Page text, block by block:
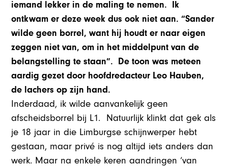
iemand lekker in de maling te nemen. Ik
ontkwam er deze week dus ook niet aan. “Sander
wilde geen borrel, want hij houdt er naar eigen
zeggen niet van, om in het middelpunt van de
belangstelling te staan”. De toon was meteen
aardig gezet door hoofdredacteur Leo Hauben,
de lachers op zijn hand.
Inderdaad, ik wilde aanvankelijk geen
afscheidsborrel bij L1. Natuurlijk klinkt dat gek als
je 18 jaar in die Limburgse schijnwerper hebt
gestaan, maar privé is nog altijd iets anders dan
werk. Maar na enkele keren aandringen ‘van